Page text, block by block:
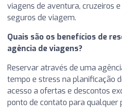
viagens de aventura, cruzeiros
seguros de viagem.
Quais são os benefícios de
agência de viagens?
Reservar através de uma
tempo e stress na planificação
acesso a ofertas e descontos
ponto de contato para qualquer